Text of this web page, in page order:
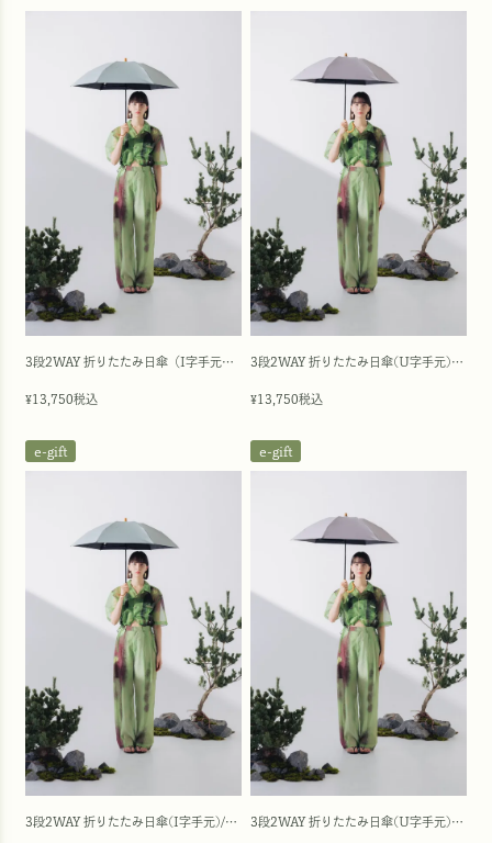
3段2WAY 折りたたみ日傘（I字手元）/ワンカラー(50cm)
¥13,750税込
3段2WAY 折りたたみ日傘(U字手元)/ワンカラー(50cm)
¥13,750税込
3段2WAY 折りたたみ日傘(I字手元)/ワンカラー(50cm)
e-gift
3段2WAY 折りたたみ日傘(U字手元)/ワンカラー(50cm)
e-gift